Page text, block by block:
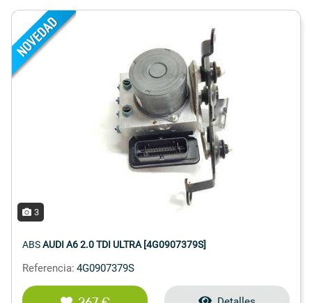
3
ABSAUDI A6 2.0 TDI ULTRA [4G0907379S]
Referencia: 4G0907379S